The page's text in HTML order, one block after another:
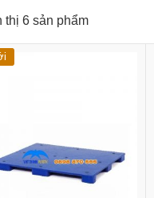
thị 6 sản phẩm